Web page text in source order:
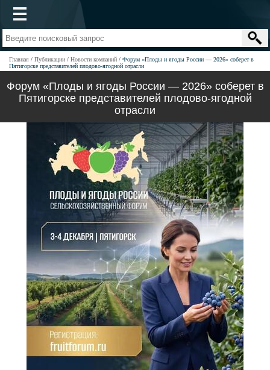
Главная Публикации Новости компаний
Форум «Плоды и ягоды России — 2026» соберет в
Пятигорске представителей плодово-ягодной отрасли
Форум «Плоды и ягоды России — 2026» соберет в
Пятигорске представителей плодово-ягодной
отрасли